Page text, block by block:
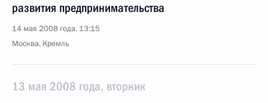
развития предпринимательства
14 мая 2008 года, 13:15
Москва, Кремль
13 мая 2008 года, вторник